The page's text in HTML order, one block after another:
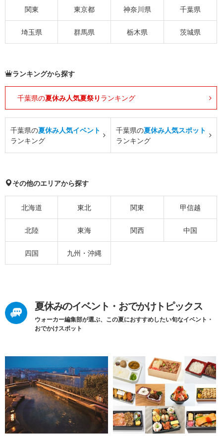
関東 東京都 神奈川県 千葉県
埼玉県 群馬県 栃木県 茨城県
ランキングから探す
千葉県の夏休み人気夏祭り ランキング
千葉県の夏休み人気イベント
ランキング
千葉県の夏休み人気スポット
ランキング
その他のエリアから探す
北海道 東北 関東 甲信越
北陸 東海 関西 中国
四国 九州・沖縄
夏休みのイベント・おでかけトピックス
ウォーカー編集部が選ぶ、この夏におすすめしたい旬なイベント・
おでかけスポット